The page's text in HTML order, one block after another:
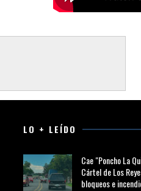
LO + LEÍDO
Cae "Poncho La
Cártel de Los
bloqueos e